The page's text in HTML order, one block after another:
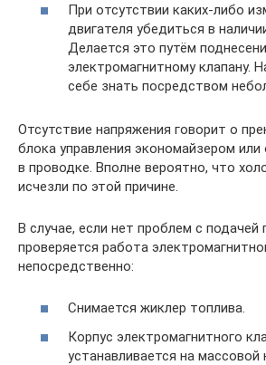
При отсутствии каких-либо
двигателя убедиться в
Делается это путём
электромагнитному клапану.
себе знать посредством
Отсутствие напряжения говорит о
блока управления экономайзером или
в проводке. Вполне вероятно, что
исчезли по этой причине.
В случае, если нет проблем с подачей
проверяется работа
непосредственно:
Снимается жиклер топлива.
Корпус электромагнитного
устанавливается на